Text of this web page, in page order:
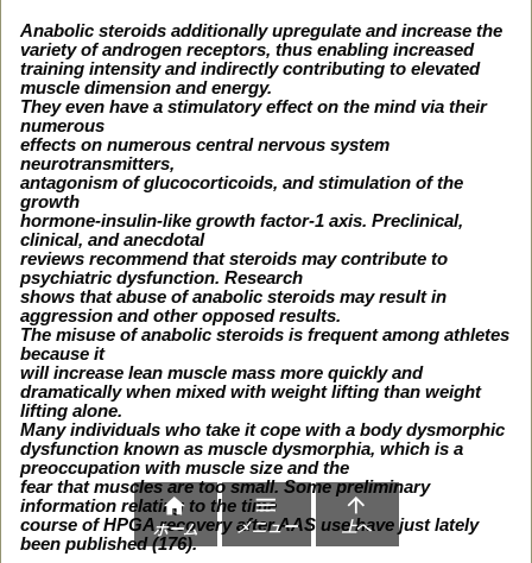
Anabolic steroids additionally upregulate and increase the
variety of androgen receptors, thus enabling increased
training intensity and indirectly contributing to elevated
muscle dimension and energy.
They even have a stimulatory effect on the mind via their
numerous
effects on numerous central nervous system
neurotransmitters,
antagonism of glucocorticoids, and stimulation of the
growth
hormone-insulin-like growth factor-1 axis. Preclinical,
clinical, and anecdotal
reviews recommend that steroids may contribute to
psychiatric dysfunction. Research
shows that abuse of anabolic steroids may result in
aggression and other opposed results.
The misuse of anabolic steroids is frequent among athletes
because it
will increase lean muscle mass more quickly and
dramatically when mixed with weight lifting than weight
lifting alone.
Many individuals who take it cope with a body dysmorphic
dysfunction known as muscle dysmorphia, which is a
preoccupation with muscle size and the
fear that muscles are too small. Some preliminary
information relating to the time
course of HPGA recovery after AAS use have just lately
been published (176).

ホーム

メニュー

上へ